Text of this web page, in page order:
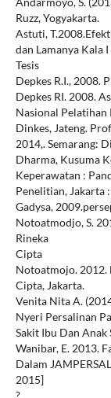
Ruzz, Yogyakarta.
Astuti,
dan Lamanya Kala
Tesis
Depkes R.I., 2008.
Depkes RI. 2008.
Nasional Pelatihan
Dinkes, Jateng.
2014,. Semarang:
Dharma, Kusuma
Keperawatan :
Penelitian, Jakarta
Gadysa,
Notoatmodjo, S.
Rineka
Cipta
Notoatmojo. 2012.
Cipta, Jakarta.
Venita Nita A.
Nyeri Persalinan
Sakit Ibu Dan Anak
Wanibar, E. 2013.
Dalam
2015]
?